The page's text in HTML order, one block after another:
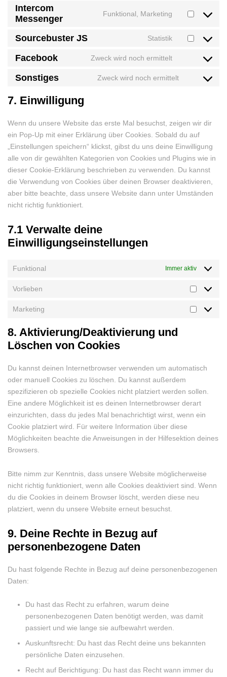
wordpress
service
Intercom
Messenger
Funktional, Marketing
Consent
service
Sourcebuster JS Statistik
Consent
sourcebuster-
Facebook Zweck wird noch ermittelt
Consent
Sonstiges Zweck wird noch ermittelt
Consent
7. Einwilligung
Wenn du unsere Website das erste Mal besuchst, zeigen wir dir
ein Pop-Up mit einer Erklärung über Cookies. Sobald du auf
„Einstellungen speichern“ klickst, gibst du uns deine Einwilligung
alle von dir gewählten Kategorien von Cookies und Plugins wie in
dieser Cookie-Erklärung beschrieben zu verwenden. Du kannst
die Verwendung von Cookies über deinen Browser deaktivieren,
aber bitte beachte, dass unsere Website dann unter Umständen
nicht richtig funktioniert.
7.1 Verwalte deine
Einwilligungseinstellungen
Funktional Immer aktiv
Vorlieben
Vorlieben
Marketing
8. Aktivierung/Deaktivierung und
Löschen von Cookies
Du kannst deinen Internetbrowser verwenden um automatisch
oder manuell Cookies zu löschen. Du kannst außerdem
spezifizieren ob spezielle Cookies nicht platziert werden sollen.
Eine andere Möglichkeit ist es deinen Internetbrowser derart
einzurichten, dass du jedes Mal benachrichtigt wirst, wenn ein
Cookie platziert wird. Für weitere Information über diese
Möglichkeiten beachte die Anweisungen in der Hilfesektion deines
Browsers.
Bitte nimm zur Kenntnis, dass unsere Website möglicherweise
nicht richtig funktioniert, wenn alle Cookies deaktiviert sind. Wenn
du die Cookies in deinem Browser löscht, werden diese neu
platziert, wenn du unsere Website erneut besuchst.
9. Deine Rechte in Bezug auf
personenbezogene Daten
Du hast folgende Rechte in Bezug auf deine personenbezogenen
Daten:
Du hast das Recht zu erfahren, warum deine
personenbezogenen Daten benötigt werden, was damit
passiert und wie lange sie aufbewahrt werden.
Auskunftsrecht: Du hast das Recht deine uns bekannten
persönliche Daten einzusehen.
Recht auf Berichtigung: Du hast das Recht wann immer du